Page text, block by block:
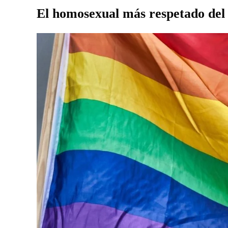
El homosexual más respetado